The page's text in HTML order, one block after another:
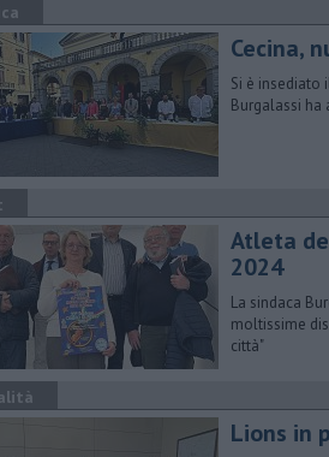
Cecina,
Si è insediato
Burgalassi
Atleta
2024
La sindaca
moltissime
città"
​Lions in